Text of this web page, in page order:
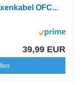
OFC...
39,99 EUR